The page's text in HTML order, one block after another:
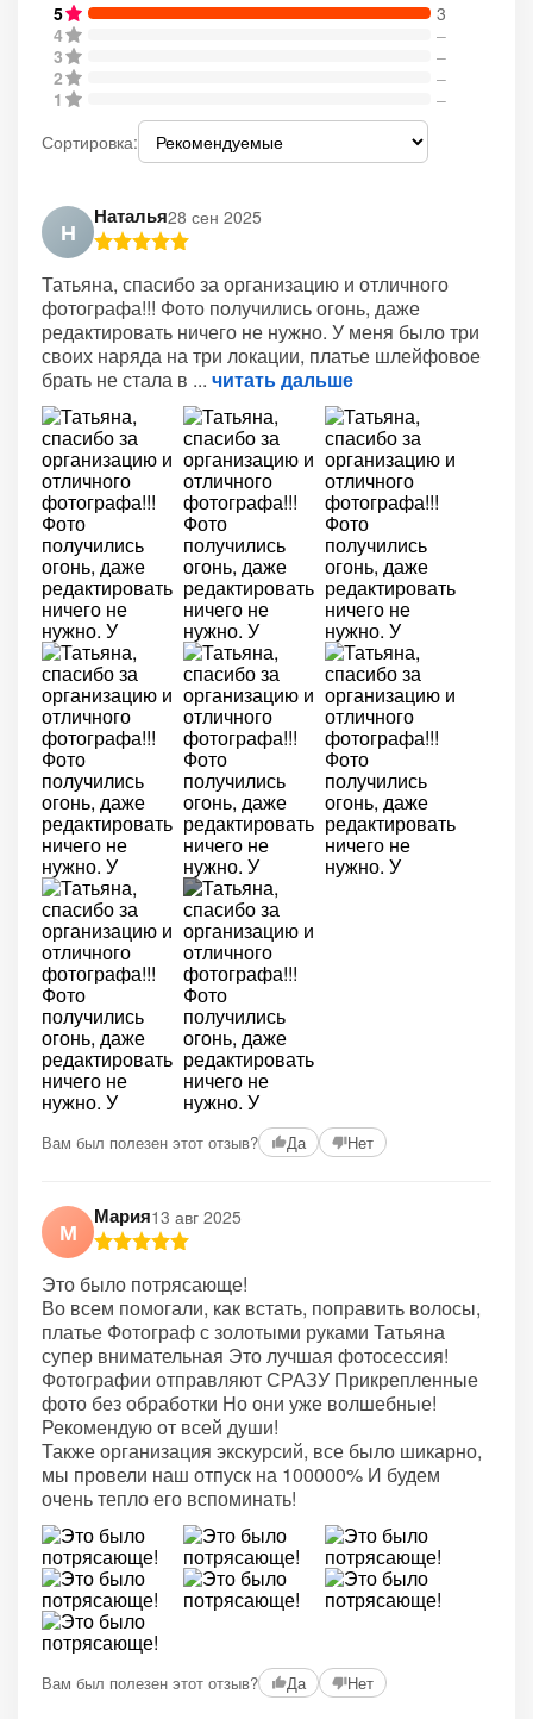
5
3
4
–
3
–
2
–
1
–
Сортировка:
Н
Наталья28 сен 2025
Татьяна, спасибо за организацию и отличного
фотографа!!! Фото получились огонь, даже
редактировать ничего не нужно. У меня было три
своих наряда на три локации, платье шлейфовое
брать не стала в
читать дальше
Вам был полезен этот отзыв? Да Нет
М
Мария13 авг 2025
Это было потрясающе!
Во всем помогали, как встать, поправить волосы,
платье Фотограф с золотыми руками Татьяна
супер внимательная Это лучшая фотосессия!
Фотографии отправляют СРАЗУ Прикрепленные
фото без обработки Но они уже волшебные!
Рекомендую от всей души!
Также организация экскурсий, все было шикарно,
мы провели наш отпуск на 100000% И будем
очень тепло его вспоминать!
Вам был полезен этот отзыв? Да Нет